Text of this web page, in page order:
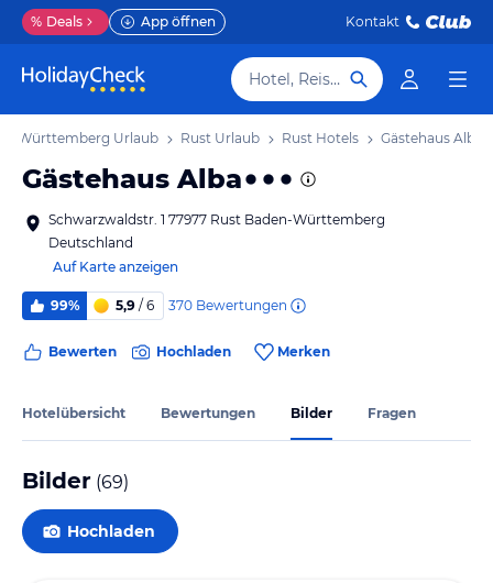
% Deals App öffnen Kontakt
Hotel, Reiseziel
Württemberg Urlaub Rust Urlaub Rust Hotels Gästehaus Alba
Gästehaus Alba
Schwarzwaldstr. 1 77977 Rust Baden-Württemberg
Deutschland
Auf Karte anzeigen
99% 5,9 / 6 370 Bewertungen
Bewerten Hochladen Merken
Hotelübersicht Bewertungen Bilder Fragen
Bilder (69)
Hochladen